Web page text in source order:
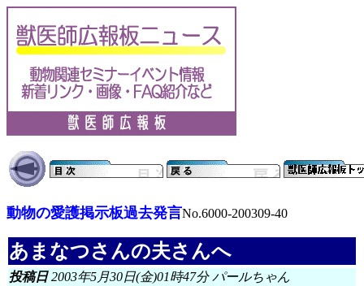
動物の愛護掲示板過去発言No.6000-200309-40
あまなつさんの夫さんへ
投稿日2003年5月30日(金)01時47分 パールちゃん